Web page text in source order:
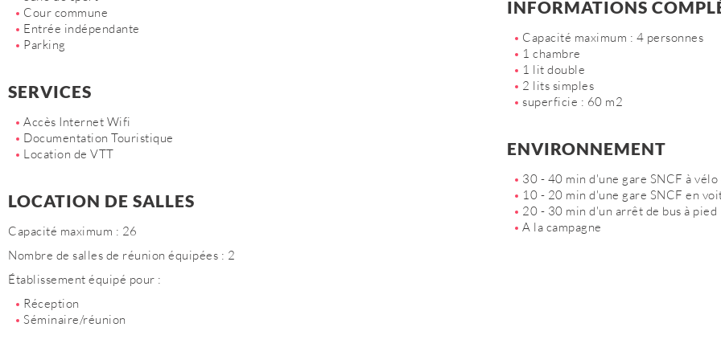
Cour commune
Entrée indépendante
Parking
SERVICES
Accès Internet Wifi
Documentation Touristique
Location de VTT
LOCATION DE SALLES
Capacité maximum : 26
Nombre de salles de réunion équipées : 2
Établissement équipé pour :
Réception
Séminaire/réunion
INFORMATIONS
Capacité maximum : 4 personnes
1 chambre
1 lit double
2 lits simples
superficie : 60 m2
ENVIRONNEMENT
30 - 40 min d'une gare SNCF à
10 - 20 min d'une gare SNCF en
20 - 30 min d'un arrêt de bus à pied
A la campagne